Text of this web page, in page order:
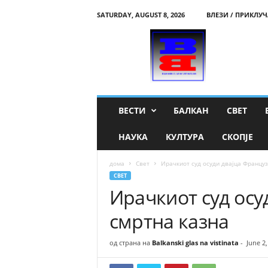
SATURDAY, AUGUST 8, 2026
ВЛЕЗИ /
ВЕСТИ БАЛКАН СВЕТ
НАУКА КУЛТУРА СКОПЈЕ
дома Свет Ирачкиот суд осуди двајца
СВЕТ
Ирачкиот суд
смртна казна
од страна на Balkanski glas na vistinata - June